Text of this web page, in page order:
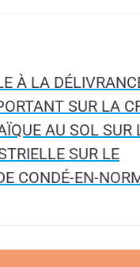
À LA
SUR LA
AU SOL SUR
SUR LE
CONDÉ-EN-